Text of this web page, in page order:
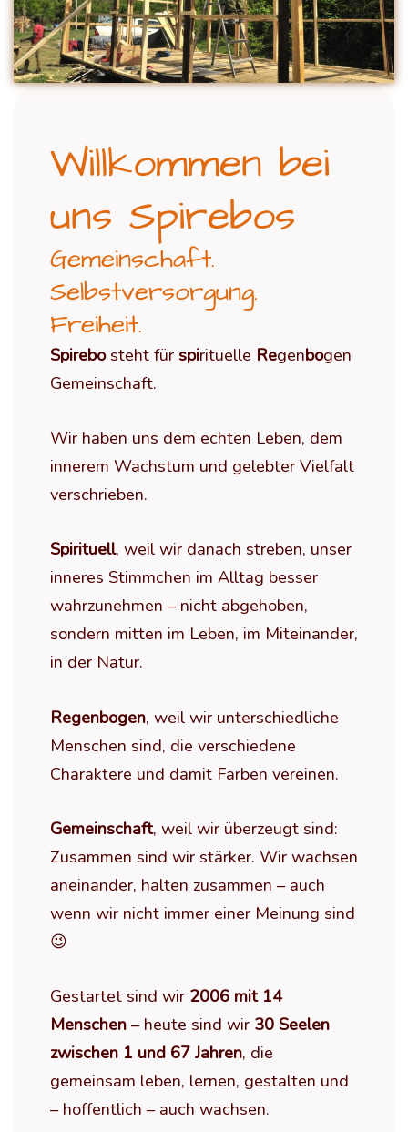
Willkommen bei
uns Spirebos
Gemeinschaft.
Selbstversorgung.
Freiheit.
Spirebosteht für spirituelle Regenbogen
Gemeinschaft.
Wir haben uns dem echten Leben, dem
innerem Wachstum und gelebter Vielfalt
verschrieben.
Spirituell, weil wir danach streben, unser
inneres Stimmchen im Alltag besser
wahrzunehmen – nicht abgehoben,
sondern mitten im Leben, im Miteinander,
in der Natur.
Regenbogen, weil wir unterschiedliche
Menschen sind, die verschiedene
Charaktere und damit Farben vereinen.
Gemeinschaft, weil wir überzeugt sind:
Zusammen sind wir stärker. Wir wachsen
aneinander, halten zusammen – auch
wenn wir nicht immer einer Meinung sind
😉
Gestartet sind wir 2006 mit 14
Menschen – heute sind wir 30 Seelen
zwischen 1 und 67 Jahren, die
gemeinsam leben, lernen, gestalten und
– hoffentlich – auch wachsen.